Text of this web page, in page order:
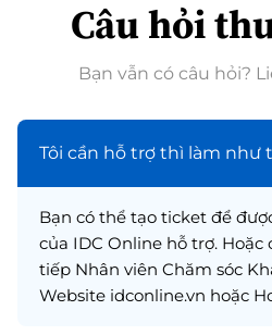
Câu hỏi
Bạn vẫn có câu hỏi?
Tôi cần hỗ trợ thì làm như
Bạn có thể tạo ticket để
của IDC Online hỗ trợ.
tiếp Nhân viên Chăm sóc
Website idconline.vn hoặc